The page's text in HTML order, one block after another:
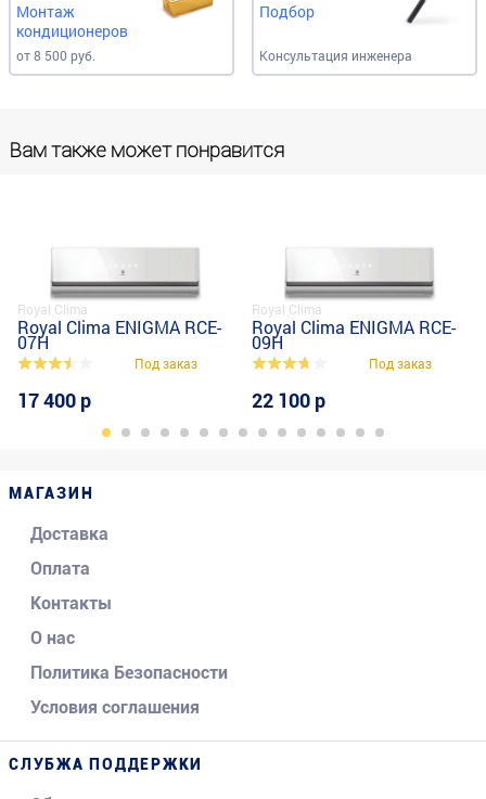
Монтаж
кондиционеров
от 8 500 руб.
Подбор
Консультация инженера
Вам также может понравится
Royal Clima
Royal Clima ENIGMA RCE-
07H
Под заказ
17 400 р
Royal Clima
Royal Clima ENIGMA RCE-
09H
Под заказ
22 100 р
МАГАЗИН
Доставка
Оплата
Контакты
О нас
Политика Безопасности
Условия соглашения
СЛУБЖА ПОДДЕРЖКИ